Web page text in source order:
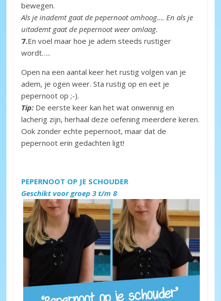
bewegen.
Als je inademt gaat de pepernoot omhoog…. En als je
uitademt gaat de pepernoot weer omlaag.
7.En voel maar hoe je adem steeds rustiger
wordt…..
Open na een aantal keer het rustig volgen van je
adem, je ogen weer. Sta rustig op en eet je
pepernoot op ;-).
Tip: De eerste keer kan het wat onwennig en
lacherig zijn, herhaal deze oefening meerdere keren.
Ook zonder echte pepernoot, maar dat de
pepernoot erin gedachten ligt!
PEPERNOOT OP JE SCHOUDER
Geschikt voor groep 3 t/m 8